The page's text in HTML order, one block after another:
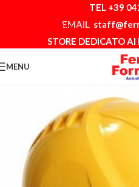
Skip to main content
TEL +39
EMAIL
STORE DEDICATO AI
MENU